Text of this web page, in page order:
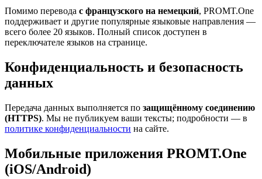
Помимо перевода с французского на немецкий, PROMT.One
поддерживает и другие популярные языковые направления —
всего более 20 языков. Полный список доступен в
переключателе языков на странице.
Конфиденциальность и безопасность
данных
Передача данных выполняется по защищённому соединению
(HTTPS). Мы не публикуем ваши тексты; подробности — в
политике конфиденциальности на сайте.
Мобильные приложения PROMT.One
(iOS/Android)